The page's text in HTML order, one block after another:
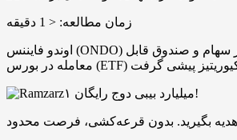
زمان مطالعه: < 1 دقیقه
اوندو فایننس (ONDO) در ماه سپتامبر عملکردی متفاوت از کل بازار داشت، زیرا پلتفرم جدید این پروژه با نام اوندو گلوبال مارکتس تنها در کمتر از یک ماه بیش از ۳۰۰ میلیون دلار سهام و صندوق قابل
۱ میلیارد بیبی دوج رایگان!